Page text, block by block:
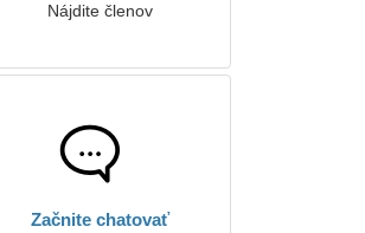
Nájdite členov
Začnite chatovať